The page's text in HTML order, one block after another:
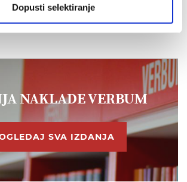
Dopusti selektiranje
NAKLADE VERBUM
SVA IZDANJA